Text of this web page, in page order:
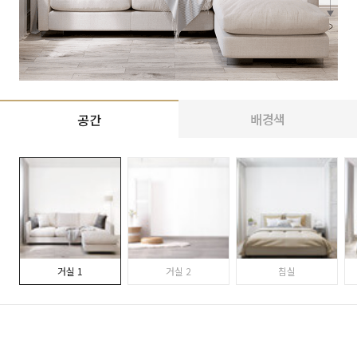
공간 배경색
거실 1 거실 2 침실